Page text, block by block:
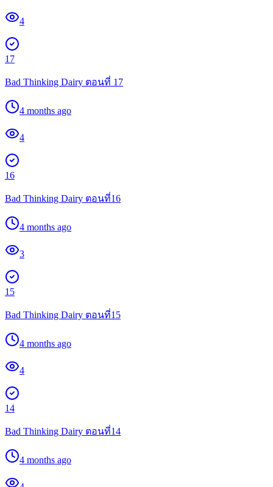
4
17
Bad Thinking Dairy ตอนที่ 17
4 months ago
4
16
Bad Thinking Dairy ตอนที่16
4 months ago
3
15
Bad Thinking Dairy ตอนที่15
4 months ago
4
14
Bad Thinking Dairy ตอนที่14
4 months ago